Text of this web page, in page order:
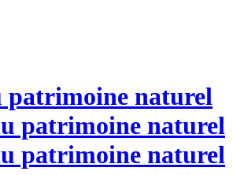
patrimoine naturel